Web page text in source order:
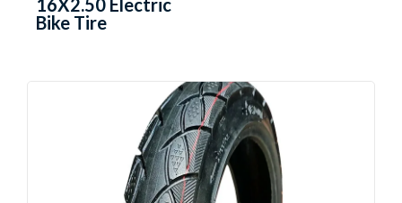
16X2.50 Electric
Bike Tire